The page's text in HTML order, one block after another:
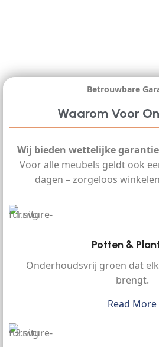
Betrouwbare
Waarom Voor
Wij bieden wettelijke
Voor alle meubels geldt ook
dagen – zorgeloos
Potten &
Onderhoudsvrij groen dat
brengt.
Read More